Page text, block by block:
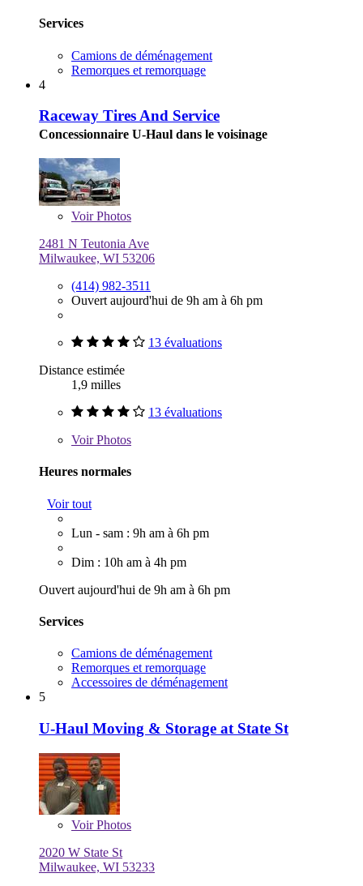
Services
Camions de déménagement
Remorques et remorquage
4
Raceway Tires And Service
Concessionnaire U-Haul dans le voisinage
VoirPhotos
2481 N Teutonia Ave
Milwaukee, WI 53206
(414) 982-3511
Ouvert aujourd'hui de 9h am à 6h pm
13 évaluations
Distance estimée
1,9 milles
13 évaluations
VoirPhotos
Heures normales
Voir tout
Lun - sam : 9h am à 6h pm
Dim : 10h am à 4h pm
Ouvert aujourd'hui de 9h am à 6h pm
Services
Camions de déménagement
Remorques et remorquage
Accessoires de déménagement
5
U-Haul Moving & Storage at State St
VoirPhotos
2020 W State St
Milwaukee, WI 53233